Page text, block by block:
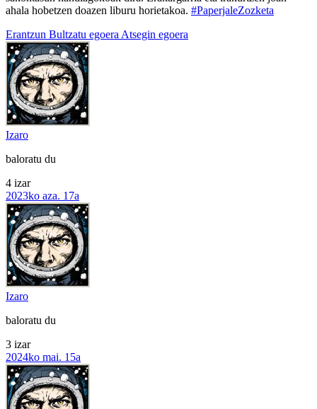
ahala hobetzen doazen liburu horietakoa. #PaperjaleZozketa
Erantzun Bultzatu egoera Atsegin egoera
Izaro
baloratu du
4 izar
2023ko aza. 17a
Izaro
baloratu du
3 izar
2024ko mai. 15a